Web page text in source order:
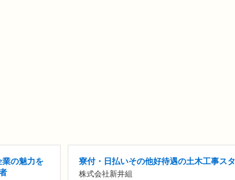
業の魅力を
寮付・日払いその他好待遇の土木工事ス
株式会社新井組